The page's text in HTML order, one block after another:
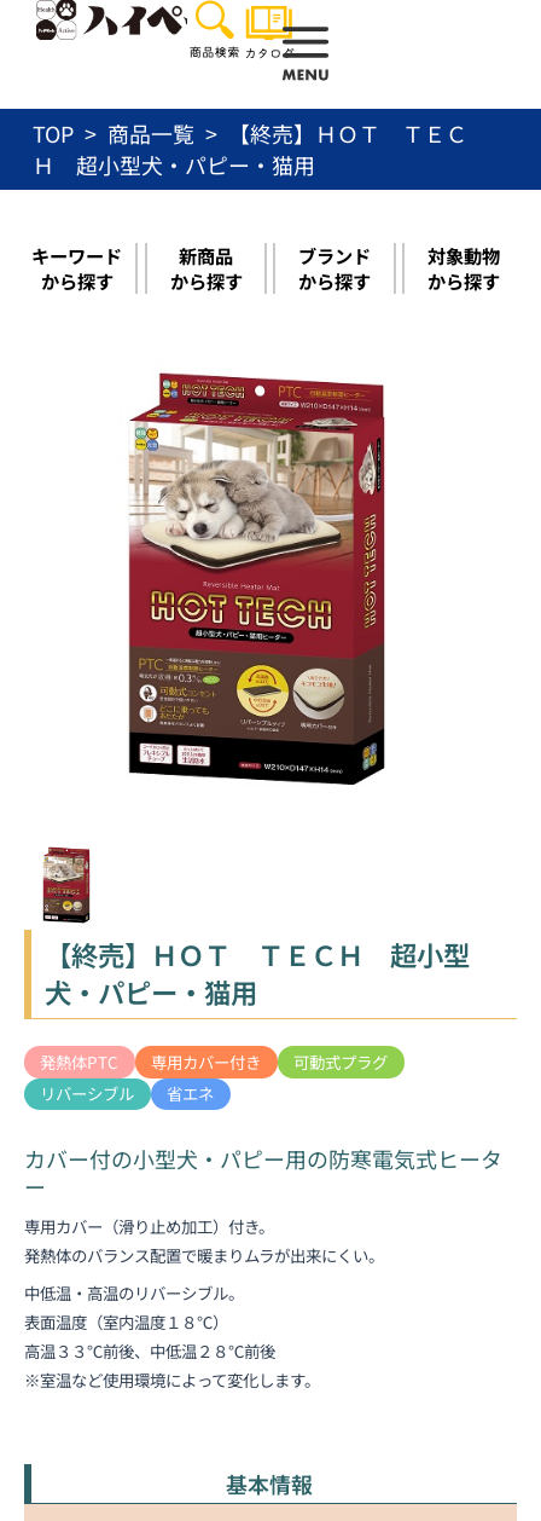
プ
TOP 商品一覧
【終売】ＨＯＴ ＴＥＣ
Ｈ 超小型犬・パピー・猫用
キーワード
から探す
新商品
から探す
ブランド
から探す
対象動物
から探す
【終売】ＨＯＴ ＴＥＣＨ 超小型
犬・パピー・猫用
発熱体PTC 専用カバー付き
可動式プラグ
リバーシブル
省エネ
カバー付の小型犬・パピー用の防寒電気式ヒータ
ー
専用カバー（滑り止め加工）付き。
発熱体のバランス配置で暖まりムラが出来にくい。
中低温・高温のリバーシブル。
表面温度（室内温度１８℃）
高温３３℃前後、中低温２８℃前後
※室温など使用環境によって変化します。
基本情報